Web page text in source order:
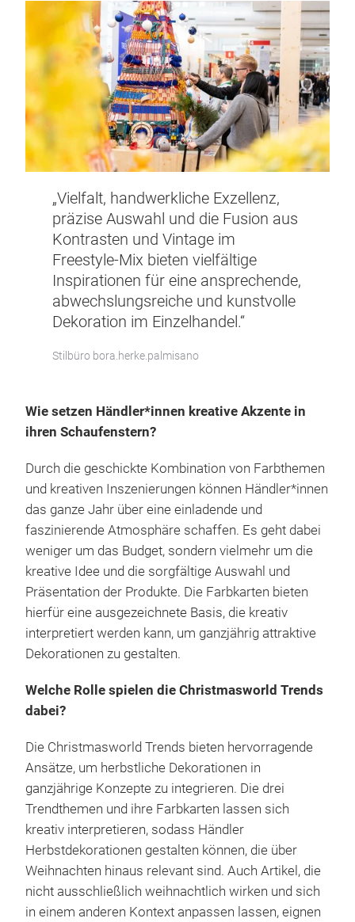
„Vielfalt, handwerkliche Exzellenz,
präzise Auswahl und die Fusion aus
Kontrasten und Vintage im
Freestyle-Mix bieten vielfältige
Inspirationen für eine ansprechende,
abwechslungsreiche und kunstvolle
Dekoration im Einzelhandel.“
Stilbüro bora.herke.palmisano
Wie setzen Händler*innen kreative Akzente in
ihren Schaufenstern?
Durch die geschickte Kombination von Farbthemen
und kreativen Inszenierungen können Händler*innen
das ganze Jahr über eine einladende und
faszinierende Atmosphäre schaffen. Es geht dabei
weniger um das Budget, sondern vielmehr um die
kreative Idee und die sorgfältige Auswahl und
Präsentation der Produkte. Die Farbkarten bieten
hierfür eine ausgezeichnete Basis, die kreativ
interpretiert werden kann, um ganzjährig attraktive
Dekorationen zu gestalten.
Welche Rolle spielen die Christmasworld Trends
dabei?
Die Christmasworld Trends bieten hervorragende
Ansätze, um herbstliche Dekorationen in
ganzjährige Konzepte zu integrieren. Die drei
Trendthemen und ihre Farbkarten lassen sich
kreativ interpretieren, sodass Händler
Herbstdekorationen gestalten können, die über
Weihnachten hinaus relevant sind. Auch Artikel, die
nicht ausschließlich weihnachtlich wirken und sich
in einem anderen Kontext anpassen lassen, eignen